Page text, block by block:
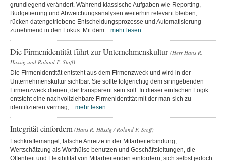
grundlegend verändert. Während klassische Aufgaben wie Reporting,
Budgetierung und Abweichungsanalysen weiterhin relevant bleiben,
rücken datengetriebene Entscheidungsprozesse und Automatisierung
zunehmend in den Fokus. Mit dem... mehr lesen
Die Firmenidentität führt zur Unternehmenskultur (Herr Hans R.
Hässig und Roland F. Stoff)
Die Firmenidentität entsteht aus dem Firmenzweck und wird in der
Unternehmenskultur sichtbar. Sie sollte folgerichtig dem sinngebenden
Firmenzweck dienen, der transparent sein soll. In dieser einfachen Logik
entsteht eine nachvollziehbare Firmenidentität mit der man sich zu
identifizieren vermag,... mehr lesen
Integrität einfordern (Hans R. Hässig / Roland F. Stoff)
Fachkräftemangel, falsche Anreize in der Mitarbeiterbindung,
Wertschätzung als Worthülse benutzen und Geschäftsleitungen, die
Offenheit und Flexibilität von Mitarbeitenden einfordern, sich selbst jedoch